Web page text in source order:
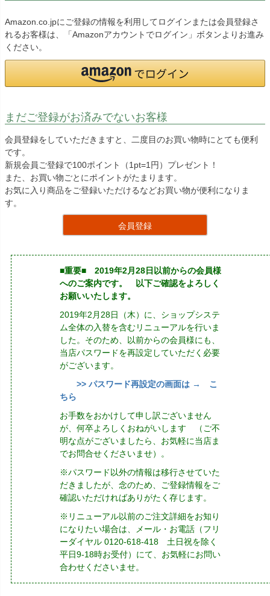
Amazon.co.jpにご登録の情報を利用してログインまたは会員登録さ
れるお客様は、「Amazonアカウントでログイン」ボタンよりお進み
ください。
まだご登録がお済みでないお客様
会員登録をしていただきますと、二度目のお買い物時にとても便利
です。
新規会員ご登録で100ポイント（1pt=1円）プレゼント！
また、お買い物ごとにポイントがたまります。
お気に入り商品をご登録いただけるなどお買い物が便利になりま
す。
会員登録
■重要■ 2019年2月28日以前からの会員様
へのご案内です。 以下ご確認をよろしく
お願いいたします。
2019年2月28日（木）に、ショップシステ
ム全体の入替を含むリニューアルを行いま
した。そのため、以前からの会員様にも、
当店パスワードを再設定していただく必要
がございます。
>> パスワード再設定の画面は → こ
ちら
お手数をおかけして申し訳ございません
が、何卒よろしくおねがいします （ご不
明な点がございましたら、お気軽に当店ま
でお問合せくださいませ）。
※パスワード以外の情報は移行させていた
だきましたが、念のため、ご登録情報をご
確認いただければありがたく存じます。
※リニューアル以前のご注文詳細をお知り
になりたい場合は、メール・お電話（フリ
ーダイヤル 0120-618-418 土日祝を除く
平日9-18時お受付）にて、お気軽にお問い
合わせくださいませ。